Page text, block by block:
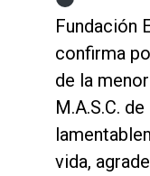
Fundación
confirma
de la
M.A.S.C.
vida,